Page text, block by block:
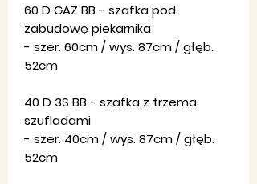
60 D GAZ BB - szafka pod
zabudowę piekarnika
- szer. 60cm / wys. 87cm / głęb.
52cm
40 D 3S BB - szafka z trzema
szufladami
- szer. 40cm / wys. 87cm / głęb.
52cm